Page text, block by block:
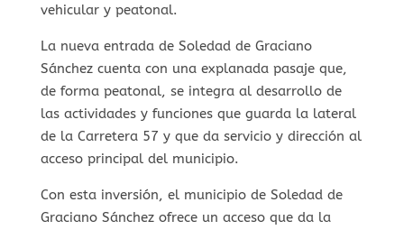
vehicular y peatonal.
La nueva entrada de Soledad de Graciano
Sánchez cuenta con una explanada pasaje que,
de forma peatonal, se integra al desarrollo de
las actividades y funciones que guarda la lateral
de la Carretera 57 y que da servicio y dirección al
acceso principal del municipio.
Con esta inversión, el municipio de Soledad de
Graciano Sánchez ofrece un acceso que da la